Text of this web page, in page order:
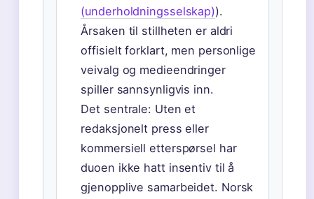
(underholdningsselskap)).
Årsaken til stillheten er aldri
offisielt forklart, men personlige
veivalg og medieendringer
spiller sannsynligvis inn.
Det sentrale: Uten et
redaksjonelt press eller
kommersiell etterspørsel har
duoen ikke hatt insentiv til å
gjenopplive samarbeidet. Norsk